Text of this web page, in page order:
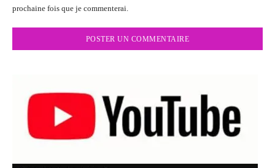
prochaine fois que je commenterai.